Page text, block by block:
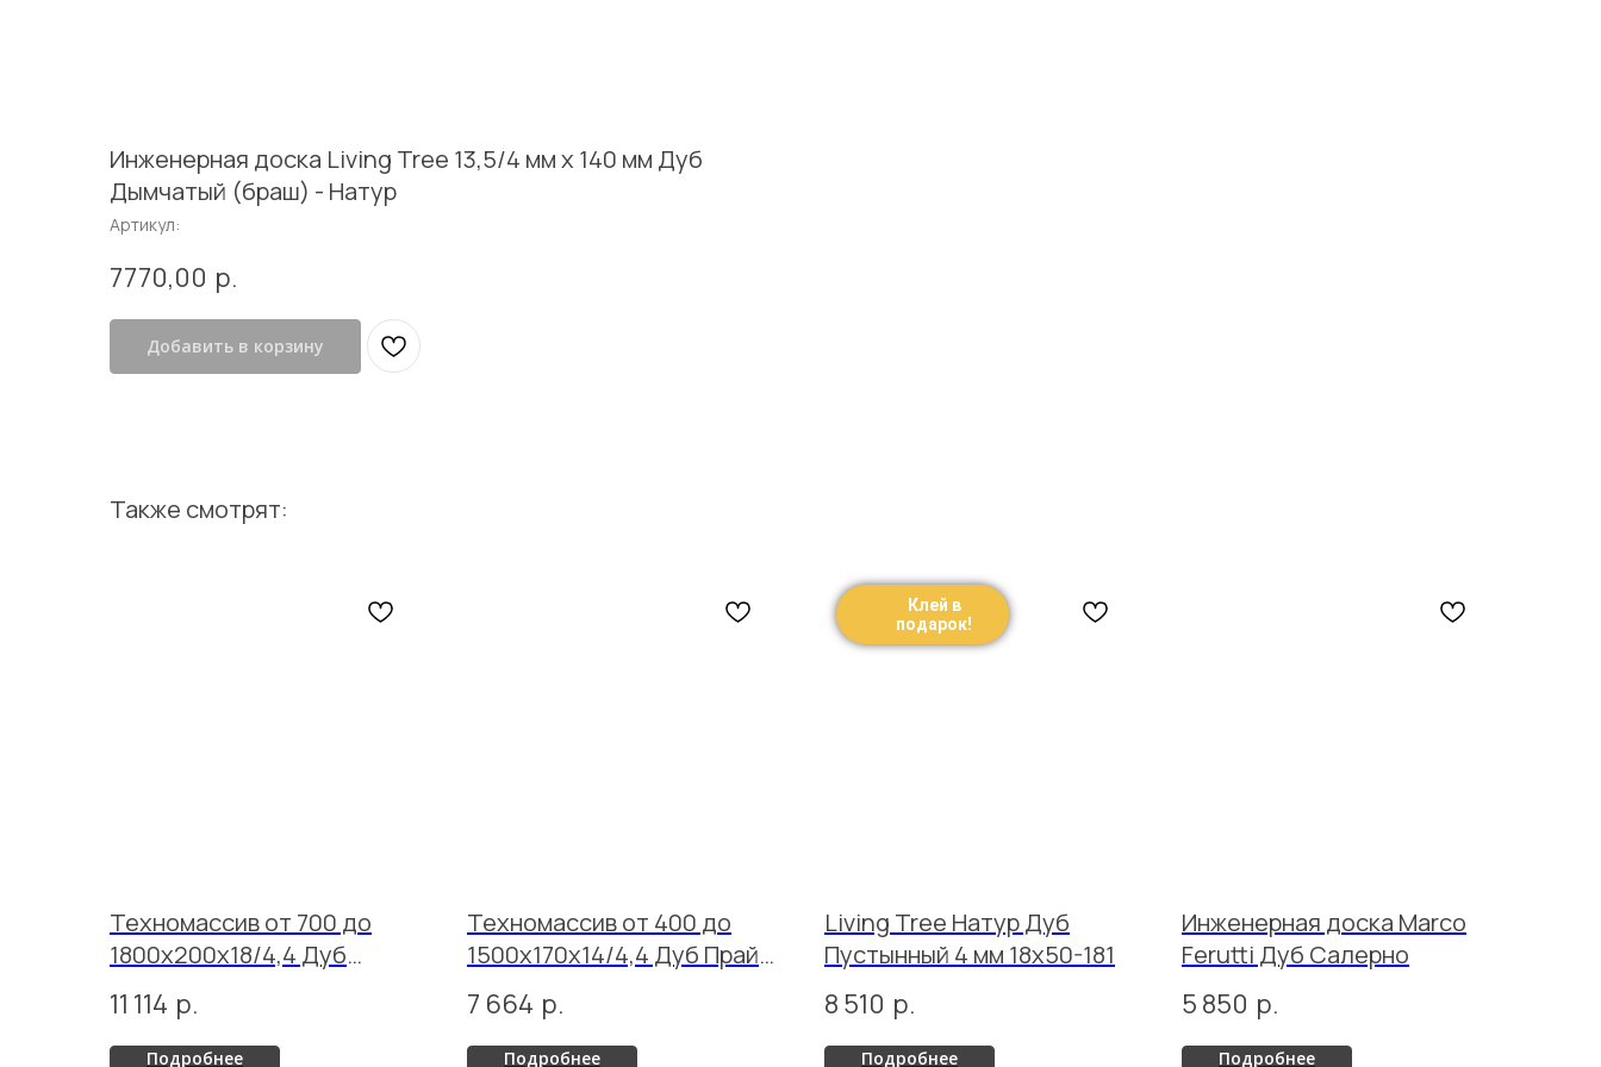
Инженерная доска Living Tree 13,5/4 мм х 140 мм Дуб
Дымчатый (браш) - Натур
Артикул:
7770,00 р.
Добавить в корзину
Также смотрят:
Техномассив от 700 до
1800х200х18/4,4 Дуб
Селект Прозрачное масло
11 114 р.
Подробнее
Техномассив от 400 до
1500х170х14/4,4 Дуб Прайм
Кольт лак
7 664 р.
Подробнее
Клей в
подарок!
Living Tree Натур Дуб
Пустынный 4 мм 18x50-181
8 510 р.
Подробнее
Инженерная доска Marco
Ferutti Дуб Салерно
5 850 р.
Подробнее